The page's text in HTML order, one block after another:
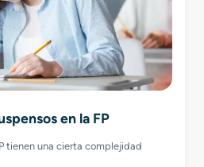
en la FP
tienen una cierta complejidad